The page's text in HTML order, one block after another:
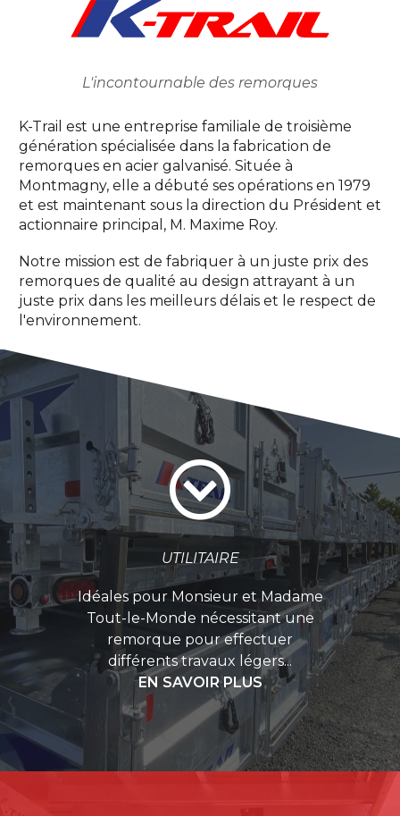
L'incontournable des remorques
K-Trail est une entreprise familiale de troisième
génération spécialisée dans la fabrication de
remorques en acier galvanisé. Située à
Montmagny, elle a débuté ses opérations en 1979
et est maintenant sous la direction du Président et
actionnaire principal, M. Maxime Roy.
Notre mission est de fabriquer à un juste prix des
remorques de qualité au design attrayant à un
juste prix dans les meilleurs délais et le respect de
l'environnement.
UTILITAIRE
Idéales pour Monsieur et Madame
Tout-le-Monde nécessitant une
remorque pour effectuer
différents travaux légers...
EN SAVOIR PLUS